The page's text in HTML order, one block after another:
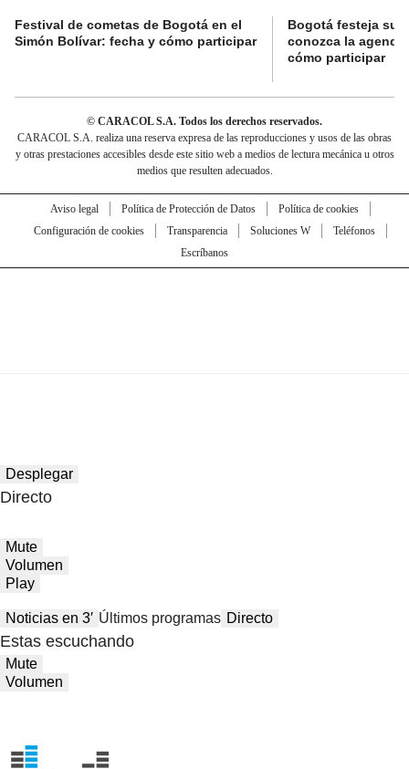
Festival de cometas de Bogotá en el
Simón Bolívar: fecha y cómo participar
Bogotá festeja su
conozca la
cómo participar
© CARACOL S.A. Todos los derechos reservados.
CARACOL S.A. realiza una reserva expresa de las reproducciones y usos de las obras
y otras prestaciones accesibles desde este sitio web a medios de lectura mecánica u otros
medios que resulten adecuados.
Aviso legal Política de Protección de Datos
Política de cookies
Configuración de cookies
Transparencia Soluciones W
Teléfonos
Escríbanos
Desplegar
Directo
Mute
Volumen
Play
Noticias en 3′ Últimos programas Directo
Estas escuchando
Mute
Volumen